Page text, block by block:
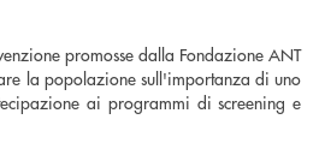
promosse dalla Fondazione ANT
la popolazione sull'importanza di uno
ai programmi di screening e